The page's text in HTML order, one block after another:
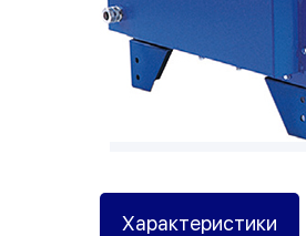
Характеристики